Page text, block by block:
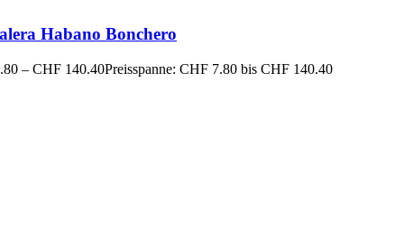
Habano Bonchero
– CHF 140.40Preisspanne: CHF 7.80 bis CHF 140.40